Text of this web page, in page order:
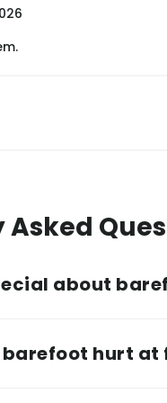
about
hurt at